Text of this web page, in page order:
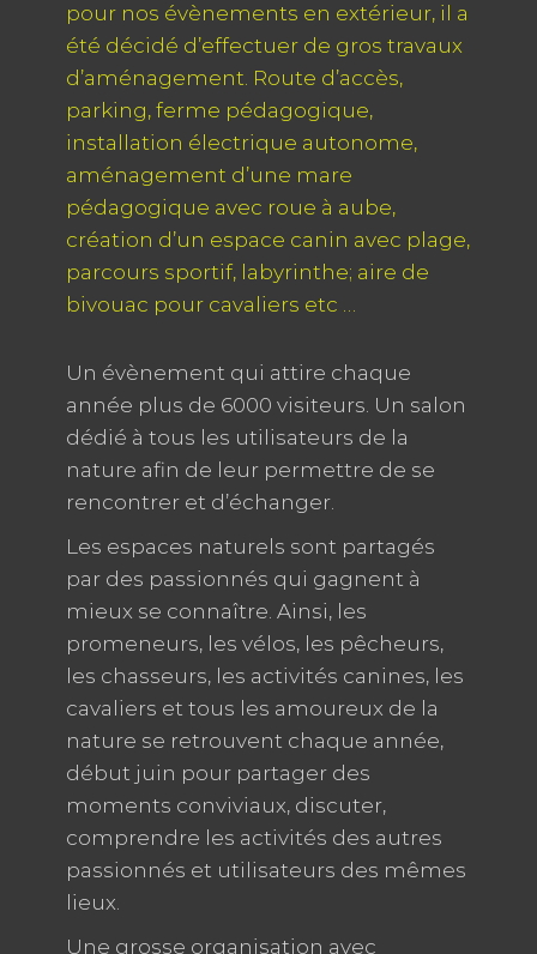
pour nos évènements en extérieur, il a
été décidé d’effectuer de gros travaux
d’aménagement. Route d’accès,
parking, ferme pédagogique,
installation électrique autonome,
aménagement d’une mare
pédagogique avec roue à aube,
création d’un espace canin avec plage,
parcours sportif, labyrinthe; aire de
bivouac pour cavaliers etc …
Un évènement qui attire chaque
année plus de 6000 visiteurs. Un salon
dédié à tous les utilisateurs de la
nature afin de leur permettre de se
rencontrer et d’échanger.
Les espaces naturels sont partagés
par des passionnés qui gagnent à
mieux se connaître. Ainsi, les
promeneurs, les vélos, les pêcheurs,
les chasseurs, les activités canines, les
cavaliers et tous les amoureux de la
nature se retrouvent chaque année,
début juin pour partager des
moments conviviaux, discuter,
comprendre les activités des autres
passionnés et utilisateurs des mêmes
lieux.
Une grosse organisation avec